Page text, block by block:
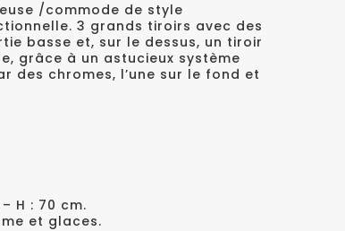
/commode de style
3 grands tiroirs avec des
basse et, sur le dessus, un tiroir
grâce à un astucieux système
des chromes, l’une sur le fond et
H : 70 cm.
et glaces.